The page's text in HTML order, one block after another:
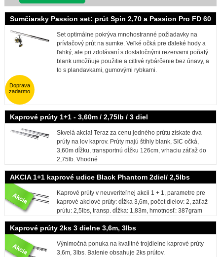
Sumčiarsky Passion set: prút Spin 2,70 a Passion Pro FD 60
Set optimálne pokrýva mnohostranné požiadavky na
prívlačový prút na sumke. Veľké očká pre ďaleké hody a
ľahký, ale pri zdolávaní s dostatočnými rezervami poňatý
blank umožňuje použitie a citlivé rybárčenie bez únavy, a
to s plandavkami, gumovými rybkami.
Doprava
zadarmo
Kaprové prúty 1+1 - 3,60m / 2,75lb / 3 diel
Skvelá akcia! Teraz za cenu jedného prútu získate dva
prúty na lov kaprov. Prúty majú štíhly blank, SIC očká,
3,60m dĺžku, transportnú dĺžku 126cm, vrhaciu záťaž do
2,75lb. Vhodné
AKCIA 1+1 kaprové udice Black Phantom 2diel/ 2,5lbs
Kaprové prúty v neuveriteľnej akcii 1 + 1, parametre pre
kaprové akciové prúty: dĺžka 3,6m, počet dielov: 2, záťaž
prútu: 2,5lbs, transp. dĺžka: 1,83m, hmotnosť: 387gram
Kaprové prúty 2ks 3 dielne 3,6m, 3lbs
Výnimočná ponuka na kvalitné trojdielne kaprové prúty
3,6m, 3lbs. Balenie obsahuje 2ks prútov.